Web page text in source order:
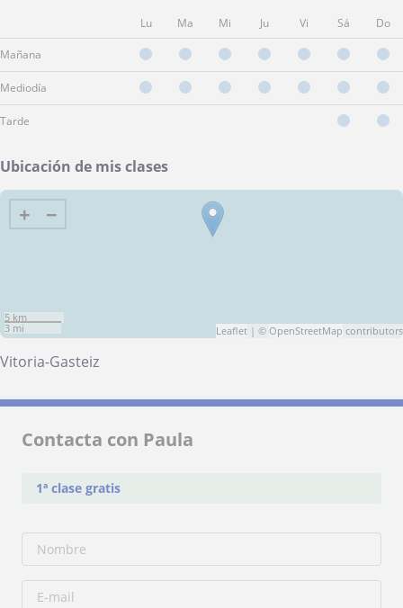
Lu Ma Mi Ju Vi Sá Do
Mañana
Mediodía
Tarde
Ubicación de mis clases
+ −
5 km
3 mi
Leaflet | © OpenStreetMap contributors
Vitoria-Gasteiz
Contacta con Paula
1ª clase gratis